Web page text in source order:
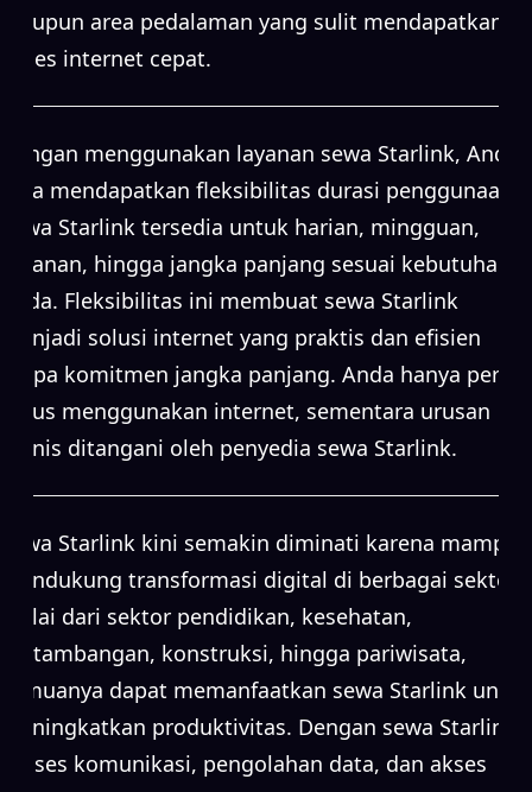
maupun area pedalaman yang sulit mendapatkan
akses internet cepat.
Dengan menggunakan layanan sewa Starlink, Anda
juga mendapatkan fleksibilitas durasi penggunaan.
Sewa Starlink tersedia untuk harian, mingguan,
bulanan, hingga jangka panjang sesuai kebutuhan
Anda. Fleksibilitas ini membuat sewa Starlink
menjadi solusi internet yang praktis dan efisien
tanpa komitmen jangka panjang. Anda hanya perlu
fokus menggunakan internet, sementara urusan
teknis ditangani oleh penyedia sewa Starlink.
Sewa Starlink kini semakin diminati karena mampu
mendukung transformasi digital di berbagai sektor.
Mulai dari sektor pendidikan, kesehatan,
pertambangan, konstruksi, hingga pariwisata,
semuanya dapat memanfaatkan sewa Starlink untuk
meningkatkan produktivitas. Dengan sewa Starlink,
proses komunikasi, pengolahan data, dan akses